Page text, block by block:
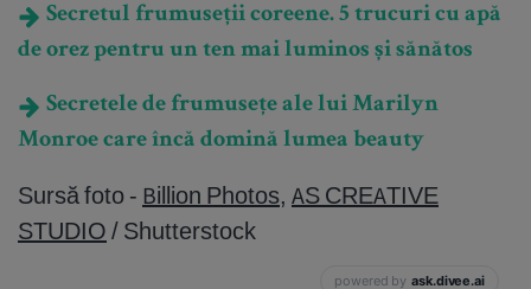
Secretul frumuseții coreene. 5 trucuri cu apă
de orez pentru un ten mai luminos și sănătos
Secretele de frumusețe ale lui Marilyn
Monroe care încă domină lumea beauty
Sursă foto - Billion Photos, AS CREATIVE
STUDIO / Shutterstock